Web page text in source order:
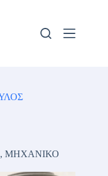
, ΜΗΧΑΝΙΚΟ